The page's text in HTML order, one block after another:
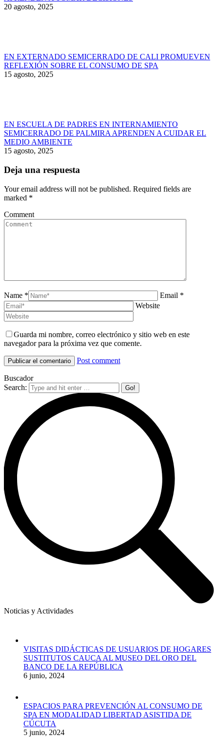
20 agosto, 2025
EN EXTERNADO SEMICERRADO DE CALI PROMUEVEN
REFLEXIÓN SOBRE EL CONSUMO DE SPA
15 agosto, 2025
EN ESCUELA DE PADRES EN INTERNAMIENTO
SEMICERRADO DE PALMIRA APRENDEN A CUIDAR EL
MEDIO AMBIENTE
15 agosto, 2025
Deja una respuesta
Your email address will not be published. Required fields are
marked *
Comment
Name *
Email *
Website
Guarda mi nombre, correo electrónico y sitio web en este
navegador para la próxima vez que comente.
Post comment
Buscador
Search:
Noticias y Actividades
VISITAS DIDÁCTICAS DE USUARIOS DE HOGARES
SUSTITUTOS CAUCA AL MUSEO DEL ORO DEL
BANCO DE LA REPÚBLICA
6 junio, 2024
ESPACIOS PARA PREVENCIÓN AL CONSUMO DE
SPA EN MODALIDAD LIBERTAD ASISTIDA DE
CÚCUTA
5 junio, 2024